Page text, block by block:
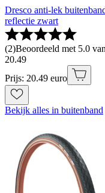
Dresco anti-lek
reflectie zwart
(2)Beoordeeld met 5.0
20.49
Prijs: 20.49 euro
Bekijk alles in buitenband